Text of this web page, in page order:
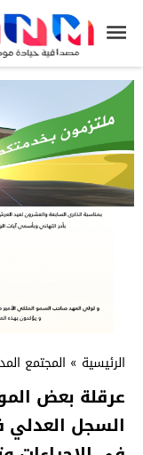
الرئيسية » المجتمع
عرقلة بعض
السجل العدلي